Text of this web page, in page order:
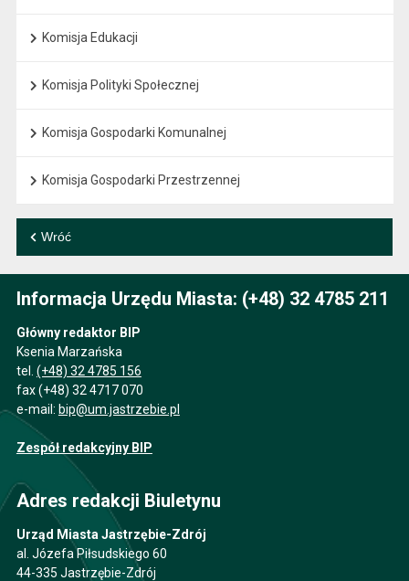
Komisja Edukacji
Komisja Polityki Społecznej
Komisja Gospodarki Komunalnej
Komisja Gospodarki Przestrzennej
Wróć
Informacja Urzędu Miasta: (+48) 32 4785 211
Główny redaktor BIP
Ksenia Marzańska
tel. (+48) 32 4785 156
fax (+48) 32 4717 070
e-mail: bip@um.jastrzebie.pl
Zespół redakcyjny BIP
Adres redakcji Biuletynu
Urząd Miasta Jastrzębie-Zdrój
al. Józefa Piłsudskiego 60
44-335 Jastrzębie-Zdrój